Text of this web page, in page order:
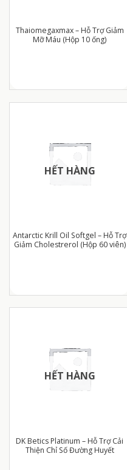
Thaiomegaxmax – Hỗ Trợ Giảm
Mỡ Máu (Hộp 10 ống)
HẾT HÀNG
Antarctic Krill Oil Softgel – Hỗ Trợ
Giảm Cholestrerol (Hộp 60 viên)
HẾT HÀNG
DK Betics Platinum – Hỗ Trợ Cải
Thiện Chỉ Số Đường Huyết